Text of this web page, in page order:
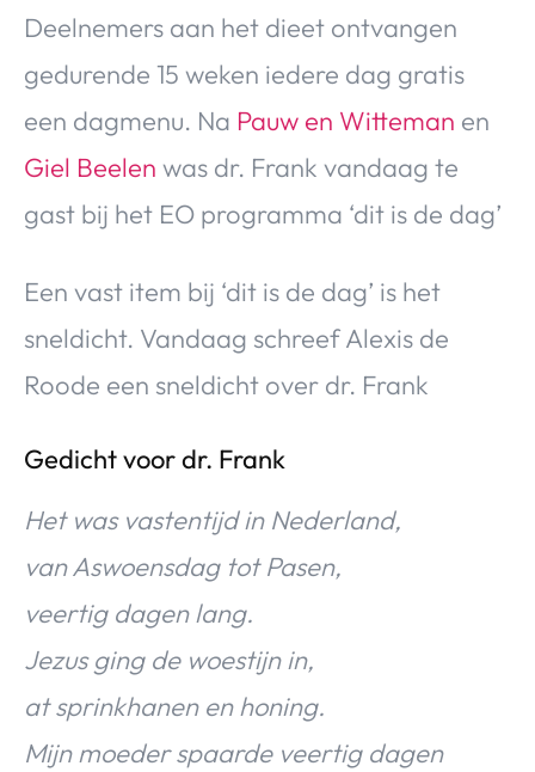
Deelnemers aan het dieet ontvangen
gedurende 15 weken iedere dag gratis
een dagmenu. Na Pauw en Witteman en
Giel Beelen was dr. Frank vandaag te
gast bij het EO programma ‘dit is de dag’
Een vast item bij ‘dit is de dag’ is het
sneldicht. Vandaag schreef Alexis de
Roode een sneldicht over dr. Frank
Gedicht voor dr. Frank
Het was vastentijd in Nederland,
van Aswoensdag tot Pasen,
veertig dagen lang.
Jezus ging de woestijn in,
at sprinkhanen en honing.
Mijn moeder spaarde veertig dagen